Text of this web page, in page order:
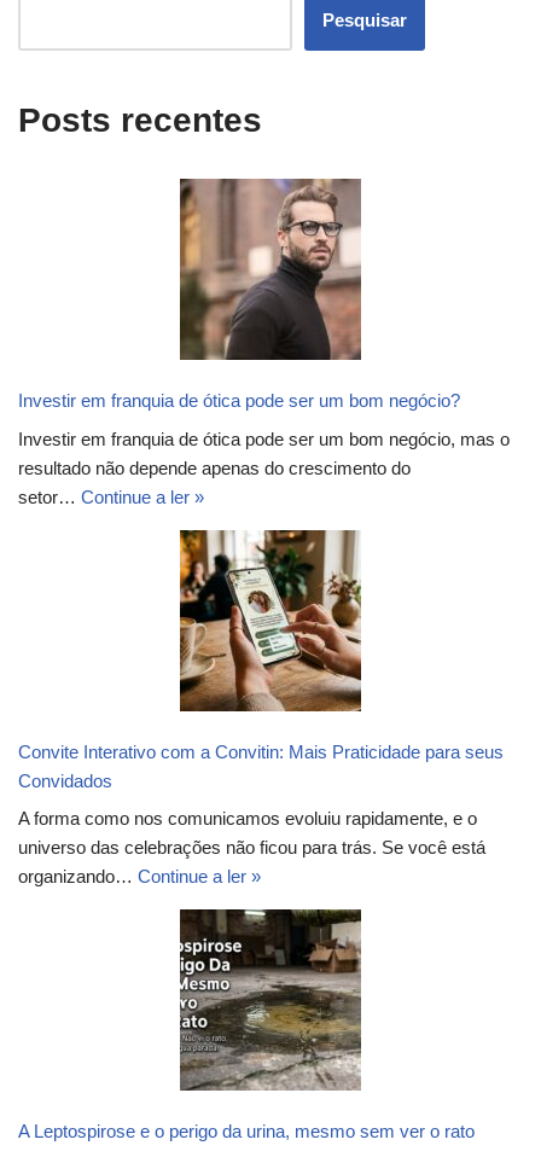
Pesquisar
Posts recentes
Investir em franquia de ótica pode ser um bom negócio?
Investir em franquia de ótica pode ser um bom negócio, mas o
resultado não depende apenas do crescimento do
setor… Continue a ler »
Convite Interativo com a Convitin: Mais Praticidade para seus
Convidados
A forma como nos comunicamos evoluiu rapidamente, e o
universo das celebrações não ficou para trás. Se você está
organizando… Continue a ler »
A Leptospirose e o perigo da urina, mesmo sem ver o rato